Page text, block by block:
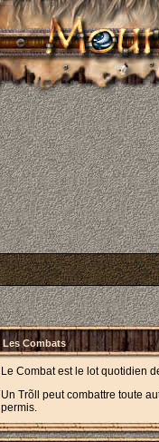
Les Combats
Le Combat est le lot quotidien
Un Trõll peut combattre toute
permis.